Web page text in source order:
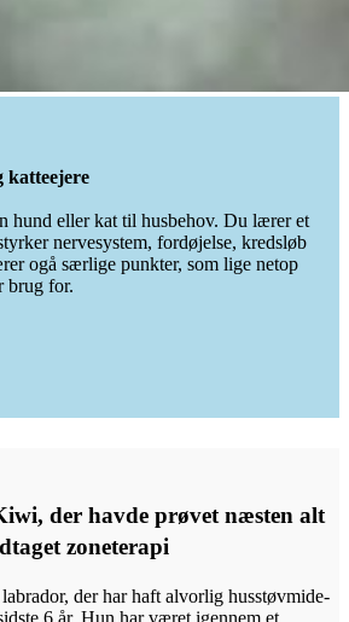
katteejere
hund eller kat til husbehov. Du lærer et
nervesystem, fordøjelse, kredsløb
ogå særlige punkter, som lige netop
brug for.
der havde prøvet næsten alt
zoneterapi
der har haft alvorlig husstøvmide-
6 år. Hun har været igennem et